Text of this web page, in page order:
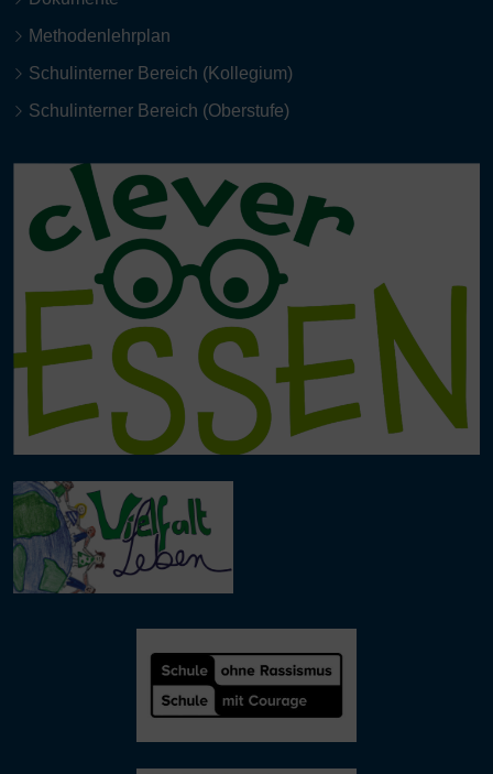
Methodenlehrplan
Schulinterner Bereich (Kollegium)
Schulinterner Bereich (Oberstufe)